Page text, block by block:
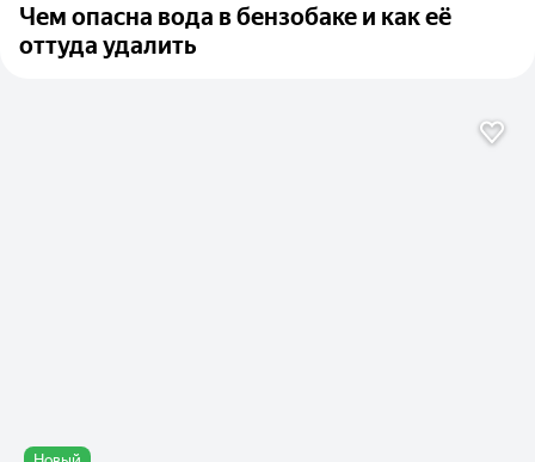
Чем опасна вода в бензобаке и как её
оттуда удалить